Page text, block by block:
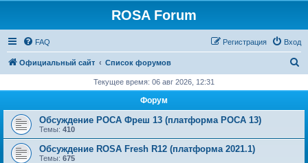
ROSA Forum
FAQ Вход
Регистрация
Официальный сайт Список форумов
с
Текущее время: 06 авг 2026, 12:31
Форум
Обсуждение РОСА Фреш 13 (платформа РОСА 13)
Темы: 410
Обсуждение ROSA Fresh R12 (платформа 2021.1)
Темы: 675